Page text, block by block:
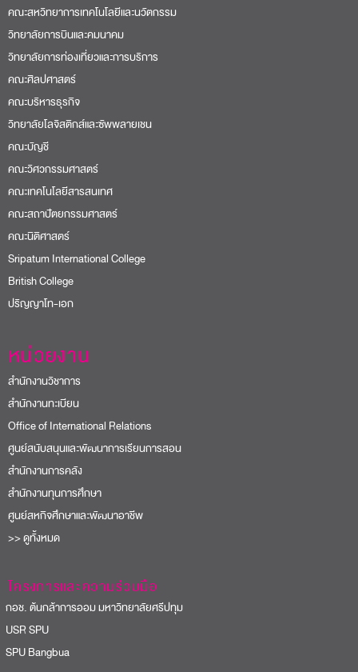
คณะสหวิทยาการเทคโนโลยีและนวัตกรรม
วิทยาลัยการบินและคมนาคม
วิทยาลัยการท่องเที่ยวและการบริการ
คณะศิลปศาสตร์
คณะบริหารธุรกิจ
วิทยาลัยโลจิสติกส์และซัพพลายเชน
คณะบัญชี
คณะวิศวกรรมศาสตร์
คณะเทคโนโลยีสารสนเทศ
คณะสถาปัตยกรรมศาสตร์
คณะนิติศาสตร์
Sripatum International College
British College
ปริญญาโท-เอก
หน่วยงาน
สำนักงานวิชาการ
สำนักงานทะเบียน
Office of International Relations
ศูนย์สนับสนุนและพัฒนาการเรียนการสอน
สำนักงานการคลัง
สำนักงานทุนการศึกษา
ศูนย์สหกิจศึกษาและพัฒนาอาชีพ
>> ดูทั้งหมด
โครงการและความร่วมมือ
ช. ต้นกล้าการออม มหาวิทยาลัยศรีปทุม
SPU
Bangbua